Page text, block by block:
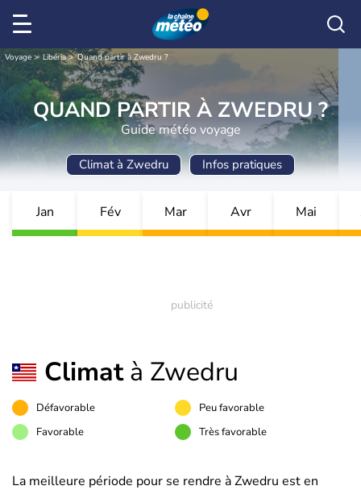
Voyage Libéria Quand partir à Zwedru ?
QUAND PARTIR À ZWEDRU ?
Guide météo voyage
Climat à Zwedru Infos pratiques
Jan Fév Mar Avr Mai
Climatà Zwedru
Défavorable
Peu favorable
Favorable
Très favorable
La meilleure période pour se rendre à Zwedru est en